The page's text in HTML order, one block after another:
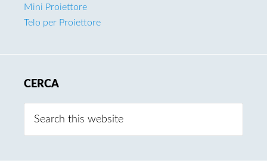
Mini Proiettore
Telo per Proiettore
CERCA
this